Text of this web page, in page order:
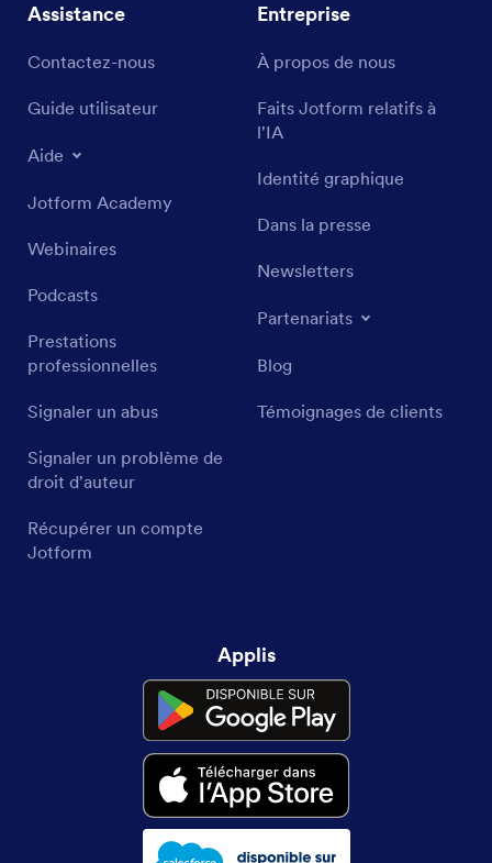
Assistance
Contactez-nous
Guide utilisateur
Aide
Jotform Academy
Webinaires
Podcasts
Prestations
professionnelles
Signaler un abus
Signaler un problème de
droit d'auteur
Récupérer un compte
Jotform
Entreprise
À propos de nous
Faits Jotform relatifs à
l'IA
Identité graphique
Dans la presse
Newsletters
Partenariats
Blog
Témoignages de clients
Applis